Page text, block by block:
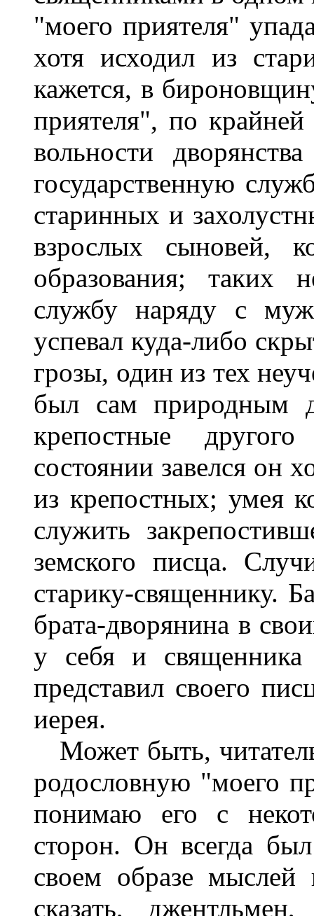
"моего приятеля"
хотя исходил из
кажется, в
приятеля", по
вольности
государственную
старинных и
взрослых сыновей,
образования; таких
службу наряду с
успевал куда-либо
грозы, один из тех
был сам природным
крепостные
состоянии завелся он
из крепостных; умея
служить
земского писца.
старику-священнику.
брата-дворянина в
у себя и священника
представил своего
иерея.
Может быть,
родословную "моего
понимаю его с
сторон. Он всегда
своем образе
сказать,